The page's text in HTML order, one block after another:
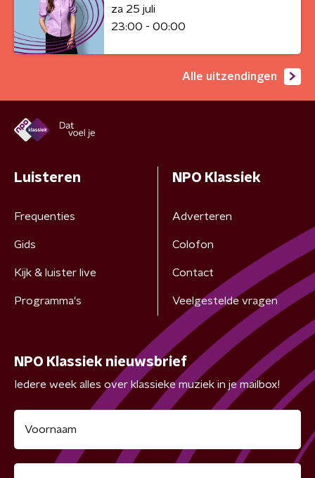
za 25 juli
23:00 - 00:00
Alle uitzendingen
Luisteren
Frequenties
Gids
Kijk & luister live
Programma's
NPO Klassiek
Adverteren
Colofon
Contact
Veelgestelde vragen
NPO Klassiek nieuwsbrief
Iedere week alles over klassieke muziek in je mailbox!